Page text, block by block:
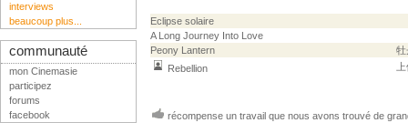
Eclipse solaire
A Long Journey Into Love
Peony Lantern
牡
Rebellion
récompense un travail que nous avons trouvé de
interviews
beaucoup plus...
communauté
mon Cinemasie
participez
forums
facebook